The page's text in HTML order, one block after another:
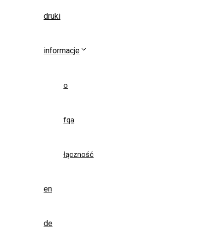
druki
informacje
o
fqa
łączność
en
de